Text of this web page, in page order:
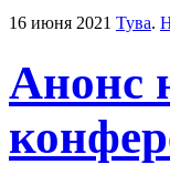
16 июня 2021 Тува.
Анонс